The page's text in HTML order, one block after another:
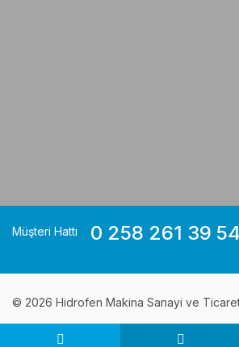
Müşteri Hattı 0 258 261 39 54
© 2026 Hidrofen Makina Sanayi ve